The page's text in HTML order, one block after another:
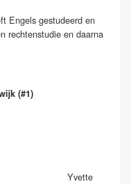
Engels gestudeerd en
rechtenstudie en daarna
(#1)
Yvette